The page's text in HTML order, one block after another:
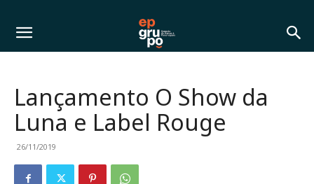
Lançamento O Show da
Luna e Label Rouge
26/11/2019